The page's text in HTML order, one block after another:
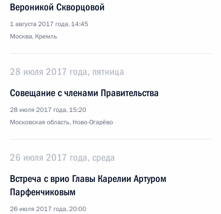
Вероникой Скворцовой
1 августа 2017 года, 14:45
Москва, Кремль
28 июля 2017 года, пятница
Совещание с членами Правительства
28 июля 2017 года, 15:20
Московская область, Ново-Огарёво
26 июля 2017 года, среда
Встреча с врио Главы Карелии Артуром
Парфенчиковым
26 июля 2017 года, 20:00